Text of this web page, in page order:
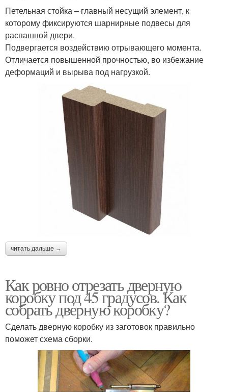
Петельная стойка – главный несущий элемент, к
которому фиксируются шарнирные подвесы для
распашной двери.
Подвергается воздействию отрывающего момента.
Отличается повышенной прочностью, во избежание
деформаций и вырыва под нагрузкой.
читать дальше →
Как ровно отрезать дверную
коробку под 45 градусов. Как
собрать дверную коробку?
Сделать дверную коробку из заготовок правильно
поможет схема сборки.